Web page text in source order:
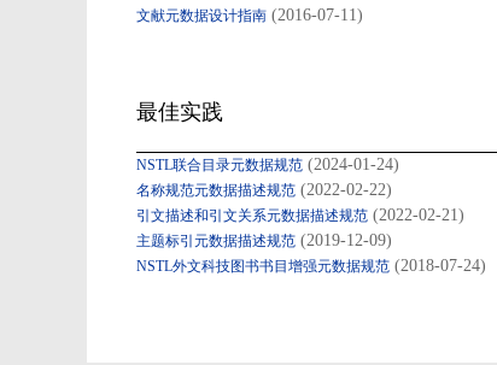
文献元数据设计指南 (2016-07-11)
最佳实践
NSTL联合目录元数据规范 (2024-01-24)
名称规范元数据描述规范 (2022-02-22)
引文描述和引文关系元数据描述规范 (2022-02-21)
主题标引元数据描述规范 (2019-12-09)
NSTL外文科技图书书目增强元数据规范 (2018-07-24)